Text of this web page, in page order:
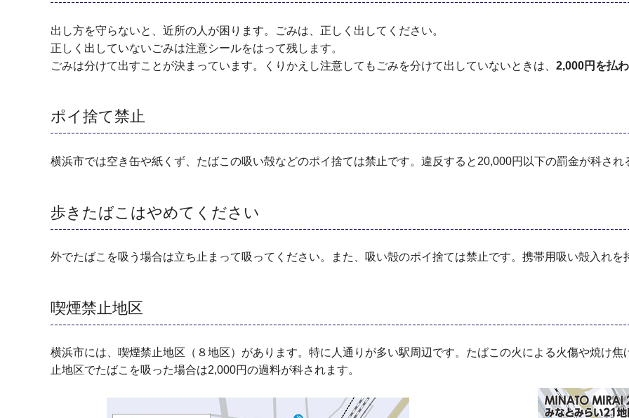
出し方を守らないと、近所の人が困ります。ごみは、正しく出してください。
正しく出していないごみは注意シールをはって残します。
ごみは分けて出すことが決まっています。くりかえし注意してもごみを分けて出していないときは、 2,000円を払
ポイ捨て禁止
横浜市では空き缶や紙くず、たばこの吸い殻などのポイ捨ては禁止です。違反すると20,000円以下の罰金が科され
歩きたばこはやめてください
外でたばこを吸う場合は立ち止まって吸ってください。また、吸い殻のポイ捨ては禁止です。携帯用吸い殻入れを
喫煙禁止地区
横浜市には、喫煙禁止地区（８地区）があります。特に人通りが多い駅周辺です。たばこの火による火傷や焼け
止地区でたばこを吸った場合は2,000円の過料が科されます。